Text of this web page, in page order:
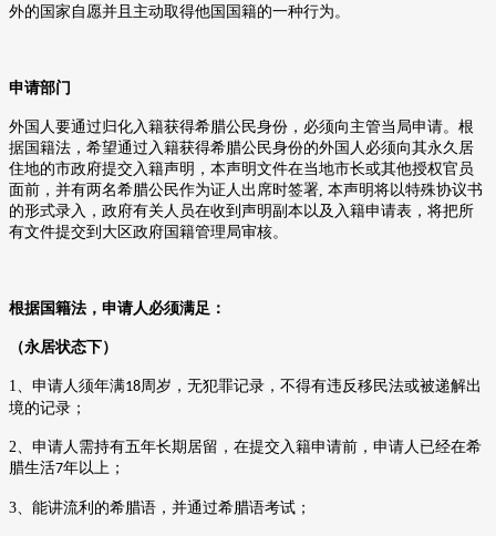
外的国家自愿并且主动取得他国国籍的一种行为。
申请部门
外国人要通过归化入籍获得希腊公民身份，必须向主管当局申请。根
据国籍法，希望通过入籍获得希腊公民身份的外国人必须向其永久居
住地的市政府提交入籍声明，本声明文件在当地市长或其他授权官员
面前，并有两名希腊公民作为证人出席时签署 本声明将以特殊协议书
的形式录入，政府有关人员在收到声明副本以及入籍申请表，将把所
有文件提交到大区政府国籍管理局审核。
根据国籍法，申请人必须满足：
（永居状态下）
1 、申请人须年满18 周岁，无犯罪记录，不得有违反移民法或被递解出
境的记录；
2 、申请人需持有五年长期居留，在提交入籍申请前，申请人已经在希
腊生活7年以上；
3 、能讲流利的希腊语，并通过希腊语考试；